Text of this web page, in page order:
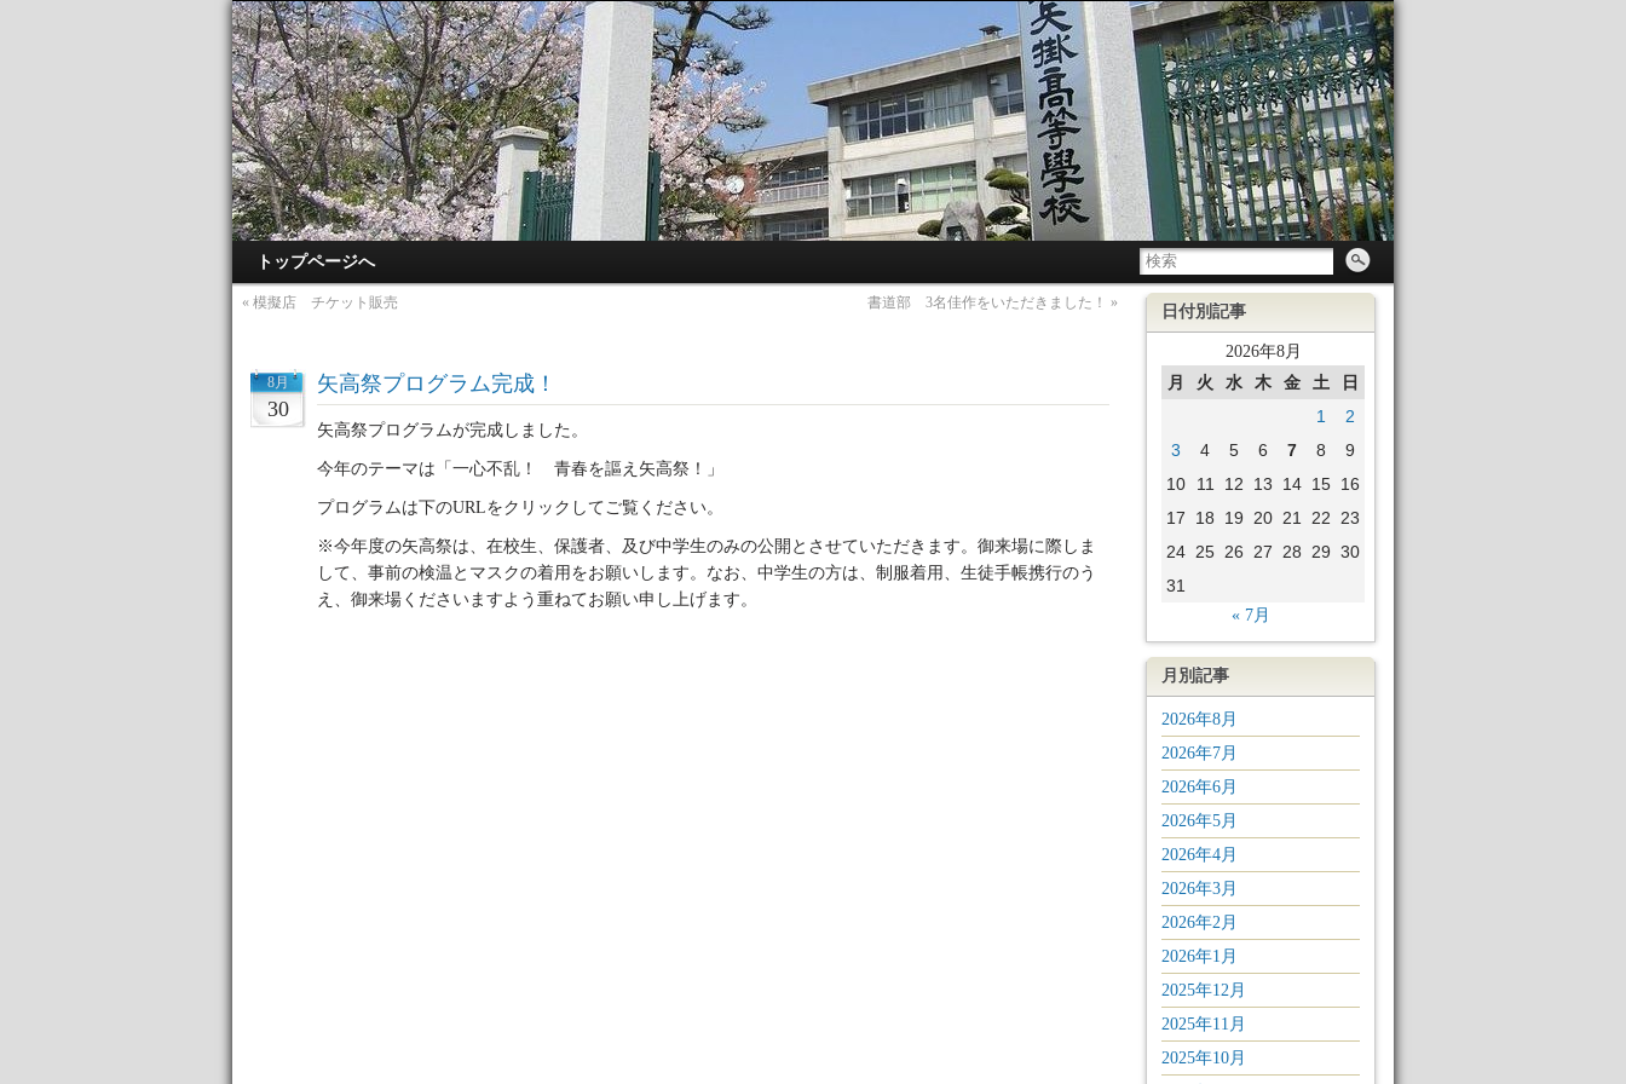
トップページへ
« 模擬店 チケット販売 書道部 3名佳作をいただきました！ »
8月
30
矢高祭プログラム完成！
矢高祭プログラムが完成しました。
今年のテーマは「一心不乱！ 青春を謳え矢高祭！」
プログラムは下のURLをクリックしてご覧ください。
※今年度の矢高祭は、在校生、保護者、及び中学生のみの公開とさせていただきます。御来場に際しま
して、事前の検温とマスクの着用をお願いします。なお、中学生の方は、制服着用、生徒手帳携行のう
え、御来場くださいますよう重ねてお願い申し上げます。
日付別記事
2026年8月
月 火 水 木 金 土
日
1
2
3
4 5 6 7 8
9
10
11 12 13 14 15 16
17
18 19 20 21 22
23
24 25 26 27 28 29 30
31
« 7月
月別記事
2026年8月
2026年7月
2026年6月
2026年5月
2026年4月
2026年3月
2026年2月
2026年1月
2025年12月
2025年11月
2025年10月